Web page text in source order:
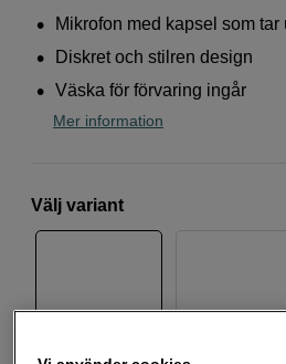
Mikrofon med kapsel som
Diskret och stilren design
Väska för förvaring ingår
Mer information
Välj variant